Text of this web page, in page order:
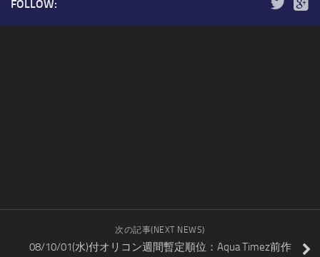
FOLLOW:
次の記事(NEXT NEWS)
08/10/01(水)付オリコン週間暫定順位：Aqua Timez前作